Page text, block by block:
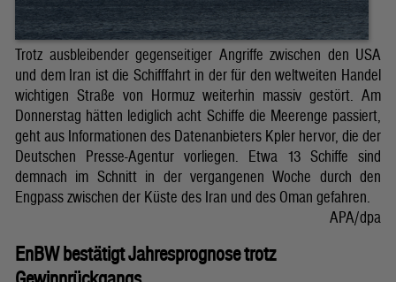
Trotz ausbleibender gegenseitiger Angriffe zwischen den USA
und dem Iran ist die Schifffahrt in der für den weltweiten Handel
wichtigen Straße von Hormuz weiterhin massiv gestört. Am
Donnerstag hätten lediglich acht Schiffe die Meerenge passiert,
geht aus Informationen des Datenanbieters Kpler hervor, die der
Deutschen Presse-Agentur vorliegen. Etwa 13 Schiffe sind
demnach im Schnitt in der vergangenen Woche durch den
Engpass zwischen der Küste des Iran und des Oman gefahren.
APA/dpa
EnBW bestätigt Jahresprognose trotz